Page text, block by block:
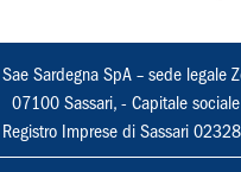
Sae Sardegna SpA – sede legale
07100 Sassari, - Capitale
Registro Imprese di Sassari